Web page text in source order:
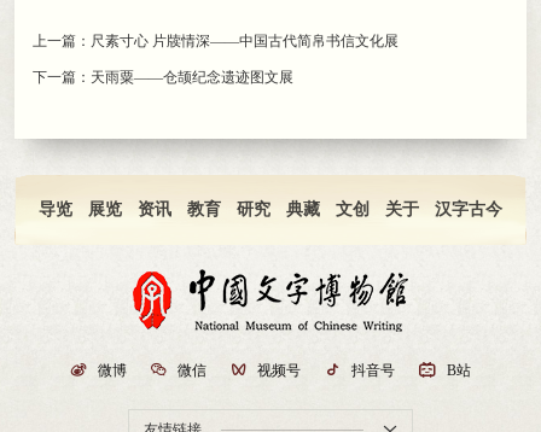
上一篇： 尺素寸心 片牍情深——中国古代简帛书信文化展
下一篇： 天雨粟——仓颉纪念遗迹图文展
导览 展览 资讯 教育 研究 典藏 文创 关于 汉字古今
 微博  微信  视频号  抖音号  B站